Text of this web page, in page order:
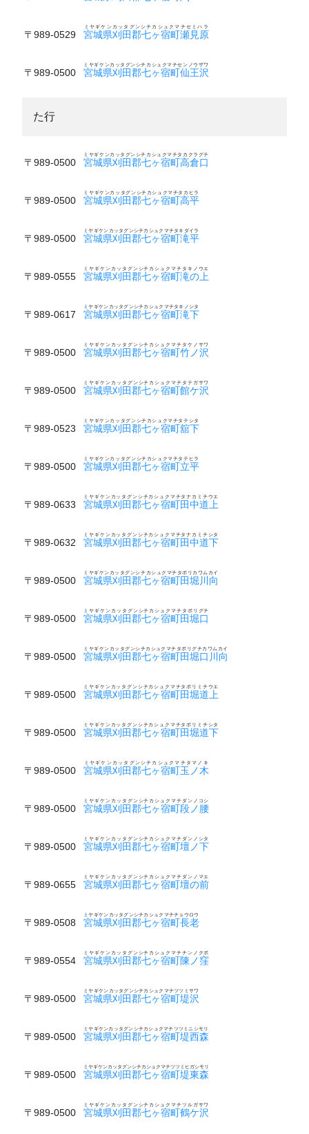
〒989-0529 宮城県刈田郡七ヶ宿町瀬見原
ミヤギケンカッタグンシチカシュクマチセミハラ
〒989-0500 宮城県刈田郡七ヶ宿町仙王沢
ミヤギケンカッタグンシチカシュクマチセンノウザワ
た行
〒989-0500 宮城県刈田郡七ヶ宿町高倉口
ミヤギケンカッタグンシチカシュクマチタカクラグチ
〒989-0500 宮城県刈田郡七ヶ宿町高平
ミヤギケンカッタグンシチカシュクマチタカヒラ
〒989-0500 宮城県刈田郡七ヶ宿町滝平
ミヤギケンカッタグンシチカシュクマチタキダイラ
〒989-0555 宮城県刈田郡七ヶ宿町滝の上
ミヤギケンカッタグンシチカシュクマチタキノウエ
〒989-0617 宮城県刈田郡七ヶ宿町滝下
ミヤギケンカッタグンシチカシュクマチタキノシタ
〒989-0500 宮城県刈田郡七ヶ宿町竹ノ沢
ミヤギケンカッタグンシチカシュクマチタケノサワ
〒989-0500 宮城県刈田郡七ヶ宿町館ケ沢
ミヤギケンカッタグンシチカシュクマチタテガサワ
〒989-0523 宮城県刈田郡七ヶ宿町舘下
ミヤギケンカッタグンシチカシュクマチタテシタ
〒989-0500 宮城県刈田郡七ヶ宿町立平
ミヤギケンカッタグンシチカシュクマチタテヒラ
〒989-0633 宮城県刈田郡七ヶ宿町田中道上
ミヤギケンカッタグンシチカシュクマチタナカミチウエ
〒989-0632 宮城県刈田郡七ヶ宿町田中道下
ミヤギケンカッタグンシチカシュクマチタナカミチシタ
〒989-0500 宮城県刈田郡七ヶ宿町田堀川向
ミヤギケンカッタグンシチカシュクマチタボリカワムカイ
〒989-0500 宮城県刈田郡七ヶ宿町田堀口
ミヤギケンカッタグンシチカシュクマチタボリグチ
〒989-0500 宮城県刈田郡七ヶ宿町田堀口川向
ミヤギケンカッタグンシチカシュクマチタボリグチカワムカイ
〒989-0500 宮城県刈田郡七ヶ宿町田堀道上
ミヤギケンカッタグンシチカシュクマチタボリミチウエ
〒989-0500 宮城県刈田郡七ヶ宿町田堀道下
ミヤギケンカッタグンシチカシュクマチタボリミチシタ
〒989-0500 宮城県刈田郡七ヶ宿町玉ノ木
ミヤギケンカッタグンシチカシュクマチタマノキ
〒989-0500 宮城県刈田郡七ヶ宿町段ノ腰
ミヤギケンカッタグンシチカシュクマチダンノコシ
〒989-0500 宮城県刈田郡七ヶ宿町壇ノ下
ミヤギケンカッタグンシチカシュクマチダンノシタ
〒989-0655 宮城県刈田郡七ヶ宿町壇の前
ミヤギケンカッタグンシチカシュクマチダンノマエ
〒989-0508 宮城県刈田郡七ヶ宿町長老
ミヤギケンカッタグンシチカシュクマチチョウロウ
〒989-0554 宮城県刈田郡七ヶ宿町陳ノ窪
ミヤギケンカッタグンシチカシュクマチチンノクボ
〒989-0500 宮城県刈田郡七ヶ宿町堤沢
ミヤギケンカッタグンシチカシュクマチツツミサワ
〒989-0500 宮城県刈田郡七ヶ宿町堤西森
ミヤギケンカッタグンシチカシュクマチツツミニシモリ
〒989-0500 宮城県刈田郡七ヶ宿町堤東森
ミヤギケンカッタグンシチカシュクマチツツミヒガシモリ
〒989-0500 宮城県刈田郡七ヶ宿町鶴ケ沢
ミヤギケンカッタグンシチカシュクマチツルガサワ